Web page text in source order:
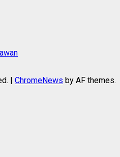
| ChromeNews by AF themes.